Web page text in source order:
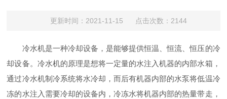
更新时间：2021-11-15 点击次数：2144
冷水机是一种冷却设备，是能够提供恒温、恒流、恒压的冷
却设备。冷水机的原理是想将一定量的水注入机器的内部水箱，
通过冷水机制冷系统将水冷却，而后有机器内部的水泵将低温冷
冻的水注入需要冷却的设备内，冷冻水将机器内部的热量带走，